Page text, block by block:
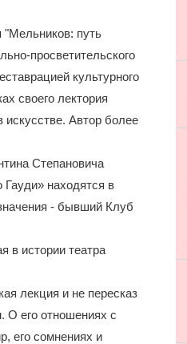
путь
просветительского
культурного
своего лектория
искусстве. Автор более
Степановича
Гауди» находятся в
- бывший Клуб
в истории театра
лекция и не пересказ
О его отношениях с
его сомнениях и